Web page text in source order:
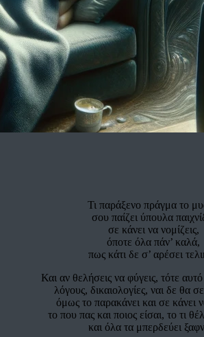
Τι παράξενο πράγμα το
σου παίζει ύπουλα
σε κάνει να νομίζεις,
όποτε όλα πάν’ καλά,
πως κάτι δε σ’ αρέσει
Και αν θελήσεις να φύγεις, τότε
λόγους, δικαιολογίες, ναι δε θα
όμως το παρακάνει και σε κάνει
το που πας και ποιος είσαι, το τι
και όλα τα μπερδεύει